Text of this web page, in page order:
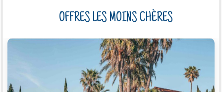
OFFRES LES MOINS CHÈRES